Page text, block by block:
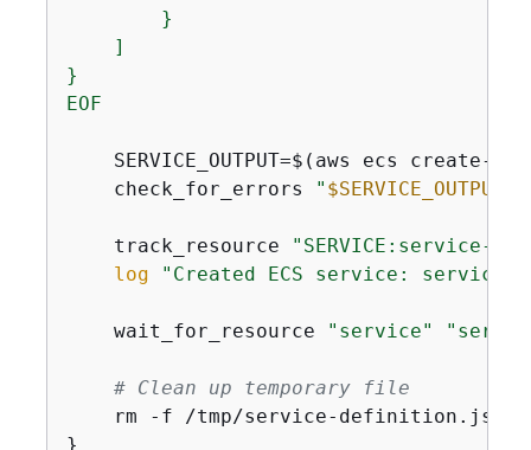
        }
    ]
}
EOF
SERVICE_OUTPUT=$(aws ecs create-
    check_for_errors
" $SERVICE_OUTPUT
    track_resource
"SERVICE:service-
log
"Created ECS service: service-
    wait_for_resource
"service"
# Clean up temporary file
    rm -f /tmp/service-definition.json
}